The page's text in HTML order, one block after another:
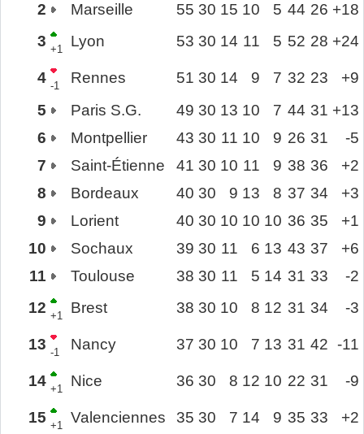
2
Marseille 55 30 15 10 5 44 26 +18
3 +1 Lyon 53 30 14 11 5 52 28 +24
4 -1 Rennes 51 30 14 9 7 32 23
+9
5
Paris S.G. 49 30 13 10 7 44 31 +13
6
Montpellier 43 30 11 10 9 26 31
-5
7
Saint-Étienne 41 30 10 11 9 38 36
+2
8
Bordeaux 40 30 9 13 8 37 34
+3
9
Lorient 40 30 10 10 10 36 35
+1
10
Sochaux 39 30 11 6 13 43 37
+6
11
Toulouse 38 30 11 5 14 31 33
-2
12 +1 Brest 38 30 10 8 12 31 34 -3
13 -1 Nancy 37 30 10 7 13 31 42 -11
14 +1 Nice 36 30 8 12 10 22 31 -9
15 +1 Valenciennes 35 30 7 14 9 35 33 +2